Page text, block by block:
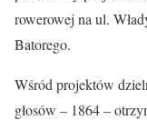
rowerowej na ul.
Batorego.
Wśród projektów
głosów – 1864 –